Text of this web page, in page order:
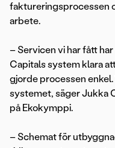
faktureringsprocessen
arbete.
– Servicen vi har fått
Capitals system klara
gjorde processen
systemet, säger Jukka
på Ekokymppi.
– Schemat för